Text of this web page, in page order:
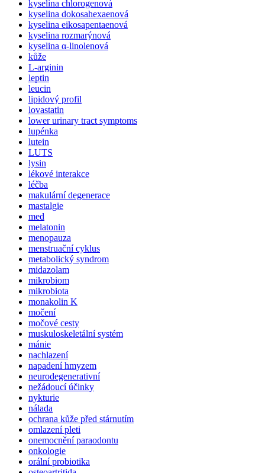
kyselina chlorogenová
kyselina dokosahexaenová
kyselina eikosapentaenová
kyselina rozmarýnová
kyselina α-linolenová
kůže
L-arginin
leptin
leucin
lipidový profil
lovastatin
lower urinary tract symptoms
lupénka
lutein
LUTS
lysin
lékové interakce
léčba
makulární degenerace
mastalgie
med
melatonin
menopauza
menstruační cyklus
metabolický syndrom
midazolam
mikrobiom
mikrobiota
monakolin K
močení
močové cesty
muskuloskeletální systém
mánie
nachlazení
napadení hmyzem
neurodegenerativní
nežádoucí účinky
nykturie
nálada
ochrana kůže před stárnutím
omlazení pleti
onemocnění paraodontu
onkologie
orální probiotika